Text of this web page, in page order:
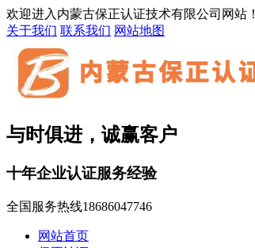
欢迎进入内蒙古保正认证技术有限公司网站！
关于我们 联系我们 网站地图
与时俱进，诚赢客户
十年企业认证服务经验
全国服务热线18686047746
网站首页